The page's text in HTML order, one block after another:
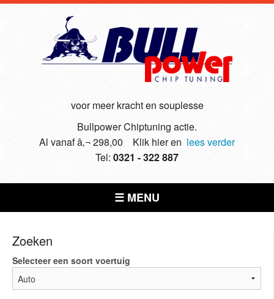
voor meer kracht en souplesse
Bullpower Chiptuning actie.
Al vanaf â‚¬ 298,00 Klik hier en lees verder
Tel: 0321 - 322 887
☰ MENU
Zoeken
Selecteer een soort voertuig